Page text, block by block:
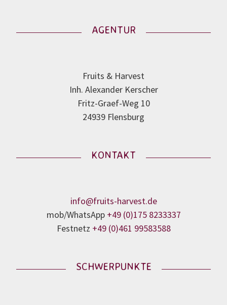
AGENTUR
Fruits & Harvest
Inh. Alexander Kerscher
Fritz-Graef-Weg 10
24939 Flensburg
KONTAKT
info@fruits-harvest.de
mob/WhatsApp +49 (0)175 8233337
Festnetz +49 (0)461 99583588
SCHWERPUNKTE